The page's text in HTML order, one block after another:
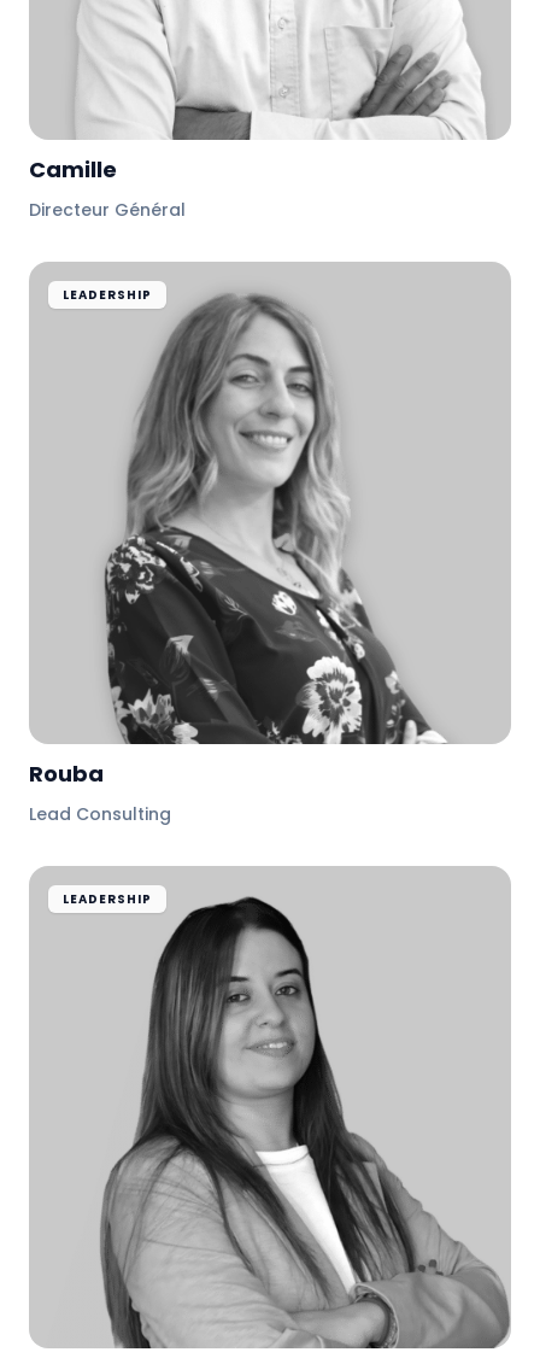
Camille
Directeur Général
LEADERSHIP
Rouba
Lead Consulting
LEADERSHIP